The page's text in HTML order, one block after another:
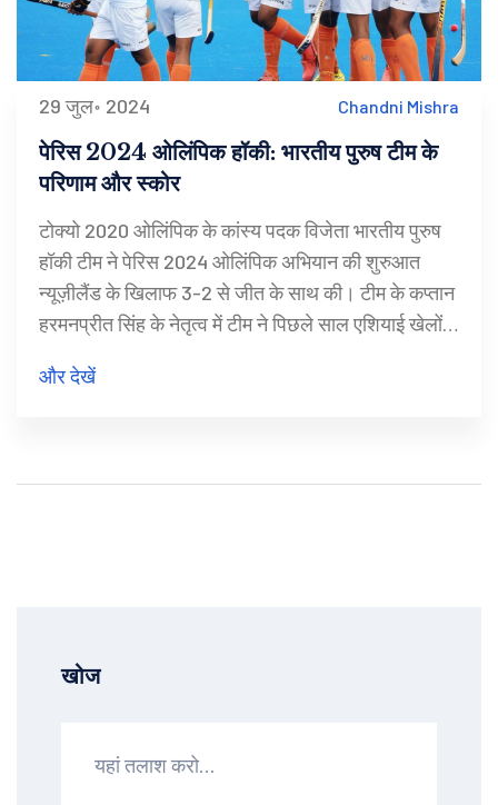
29 जुल॰ 2024 Chandni Mishra
पेरिस 2024 ओलिंपिक हॉकी: भारतीय पुरुष टीम के
परिणाम और स्कोर
टोक्यो 2020 ओलिंपिक के कांस्य पदक विजेता भारतीय पुरुष
हॉकी टीम ने पेरिस 2024 ओलिंपिक अभियान की शुरुआत
न्यूज़ीलैंड के खिलाफ 3-2 से जीत के साथ की। टीम के कप्तान
हरमनप्रीत सिंह के नेतृत्व में टीम ने पिछले साल एशियाई खेलों में
और देखें
खोज